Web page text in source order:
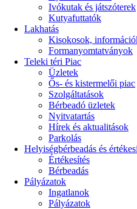
Ivókutak és játszóterek
Kutyafuttatók
Lakhatás
Kisokosok,
Formanyomtatványok
Teleki téri Piac
Üzletek
Ős- és kistermelői piac
Szolgáltatások
Bérbeadó üzletek
Nyitvatartás
Hírek és aktualitások
Parkolás
Helyiségbérbeadás és
Értékesítés
Bérbeadás
Pályázatok
Ingatlanok
Pályázatok